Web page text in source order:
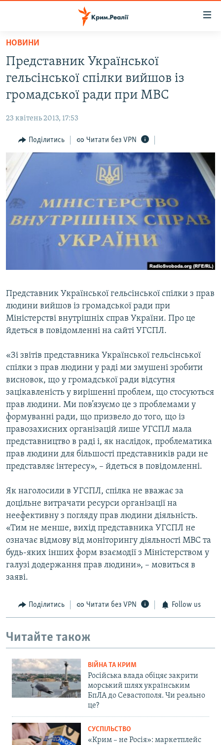
Перейти
основного
матеріалу
до
основної
Перейти
пошуку
ВОДА.КРИМ
БЛОГИ
ПОГЛЯД
ІНТЕРВ'Ю
ВСЕ ЗА ДЕНЬ
СПЕЦПРОЕКТИ
СВІДЧЕННЯ ОКУПАЦІЇ
ЯК ОБІЙТИ БЛОКУВАННЯ
Усі сайти RFE/RL
НОВИНИ
Представник Української
гельсінської спілки вийшов із
громадської ради при МВС
23 квітень 2013, 17:53
Поділитись Читати без VPN
Представник Української гельсінської спілки з прав
людини вийшов із громадської ради при
Міністерстві внутрішніх справ України. Про це
йдеться в повідомленні на сайті УГСПЛ.
«Зі звітів представника Української гельсінської
спілки з прав людини у раді ми змушені зробити
висновок, що у громадської ради відсутня
зацікавленість у вирішенні проблем, що стосуються
прав людини. Ми пов’язуємо це з проблемами у
формуванні ради, що призвело до того, що із
правозахисних організацій лише УГСПЛ мала
представництво в раді і, як наслідок, проблематика
прав людини для більшості представників ради не
представляє інтересу», – йдеться в повідомленні.
Як наголосили в УГСПЛ, спілка не вважає за
доцільне витрачати ресурси організації на
неефективну з погляду прав людини діяльність.
«Тим не менше, вихід представника УГСПЛ не
означає відмову від моніторингу діяльності МВС та
будь-яких інших форм взаємодії з Міністерством у
галузі додержання прав людини», – мовиться в
заяві.
Поділитись Читати без VPN Follow us
Читайте також
ВІЙНА ТА КРИМ
Російська влада обіцяє закрити
морський шлях українським
БпЛА до Севастополя. Чи реально
це?
СУСПІЛЬСТВО
«Крим – не Росія»: маркетплейс